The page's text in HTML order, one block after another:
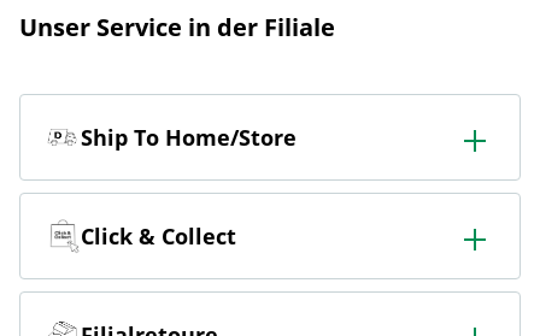
Unser Service in der Filiale
Ship To Home/Store
In der Filiale bestellen & in die Filiale oder nach Hause
liefern lassen.
Click & Collect
Online bestellen & kostenlos in der Filiale abholen.